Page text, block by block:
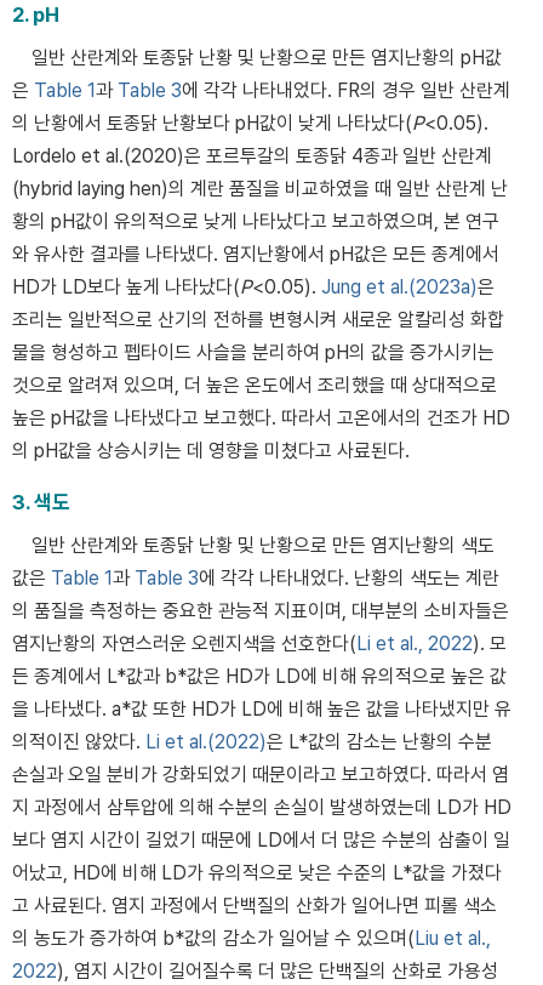
2. pH
일반 산란계와 토종닭 난황 및 난황으로 만든 염지난황의 pH값
은 Table 1과 Table 3에 각각 나타내었다. FR의 경우 일반 산란계
의 난황에서 토종닭 난황보다 pH값이 낮게 나타났다(P<0.05).
Lordelo et al.(2020)은 포르투갈의 토종닭 4종과 일반 산란계
(hybrid laying hen)의 계란 품질을 비교하였을 때 일반 산란계 난
황의 pH값이 유의적으로 낮게 나타났다고 보고하였으며, 본 연구
와 유사한 결과를 나타냈다. 염지난황에서 pH값은 모든 종계에서
HD가 LD보다 높게 나타났다(P<0.05). Jung et al.(2023a)은
조리는 일반적으로 산기의 전하를 변형시켜 새로운 알칼리성 화합
물을 형성하고 펩타이드 사슬을 분리하여 pH의 값을 증가시키는
것으로 알려져 있으며, 더 높은 온도에서 조리했을 때 상대적으로
높은 pH값을 나타냈다고 보고했다. 따라서 고온에서의 건조가 HD
의 pH값을 상승시키는 데 영향을 미쳤다고 사료된다.
3. 색도
일반 산란계와 토종닭 난황 및 난황으로 만든 염지난황의 색도
값은 Table 1과 Table 3에 각각 나타내었다. 난황의 색도는 계란
의 품질을 측정하는 중요한 관능적 지표이며, 대부분의 소비자들은
염지난황의 자연스러운 오렌지색을 선호한다(Li et al., 2022). 모
든 종계에서 L*값과 b*값은 HD가 LD에 비해 유의적으로 높은 값
을 나타냈다. a*값 또한 HD가 LD에 비해 높은 값을 나타냈지만 유
의적이진 않았다. Li et al.(2022)은 L*값의 감소는 난황의 수분
손실과 오일 분비가 강화되었기 때문이라고 보고하였다. 따라서 염
지 과정에서 삼투압에 의해 수분의 손실이 발생하였는데 LD가 HD
보다 염지 시간이 길었기 때문에 LD에서 더 많은 수분의 삼출이 일
어났고, HD에 비해 LD가 유의적으로 낮은 수준의 L*값을 가졌다
고 사료된다. 염지 과정에서 단백질의 산화가 일어나면 피롤 색소
의 농도가 증가하여 b*값의 감소가 일어날 수 있으며(Liu et al.,
2022), 염지 시간이 길어질수록 더 많은 단백질의 산화로 가용성